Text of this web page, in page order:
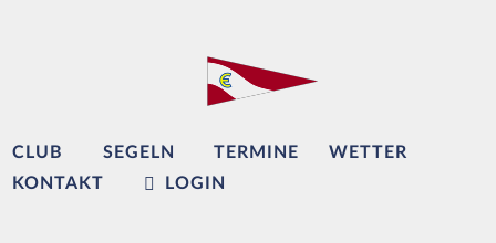
CLUB SEGELN TERMINE
WETTER
KONTAKT
LOGIN